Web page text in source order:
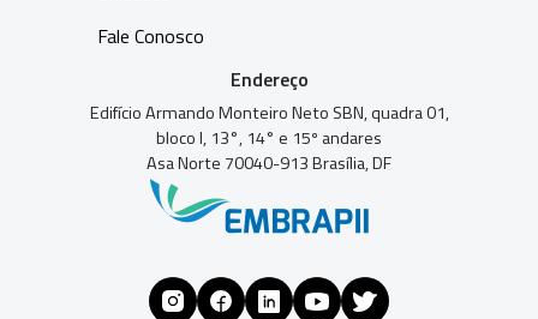
Fale Conosco
Endereço
Edifício Armando Monteiro Neto SBN, quadra 01,
bloco I, 13°, 14° e 15º andares
Asa Norte 70040-913 Brasília, DF